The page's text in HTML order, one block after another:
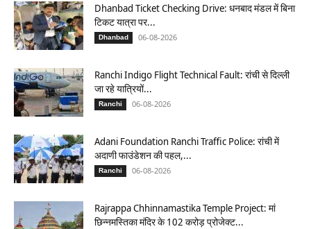
Dhanbad Ticket Checking Drive: धनबाद मंडल में बिना
टिकट यात्रा पर...
Dhanbad 06-08-2026
Ranchi Indigo Flight Technical Fault: रांची से दिल्ली
जा रहे यात्रियों...
Ranchi 06-08-2026
Adani Foundation Ranchi Traffic Police: रांची में
अदाणी फाउंडेशन की पहल,...
Ranchi 06-08-2026
Rajrappa Chhinnamastika Temple Project: मां
छिन्नमस्तिका मंदिर के 102 करोड़ प्रोजेक्ट...